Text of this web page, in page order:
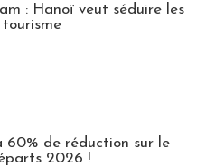
: Hanoï veut séduire les
60% de réduction sur le
2026 !